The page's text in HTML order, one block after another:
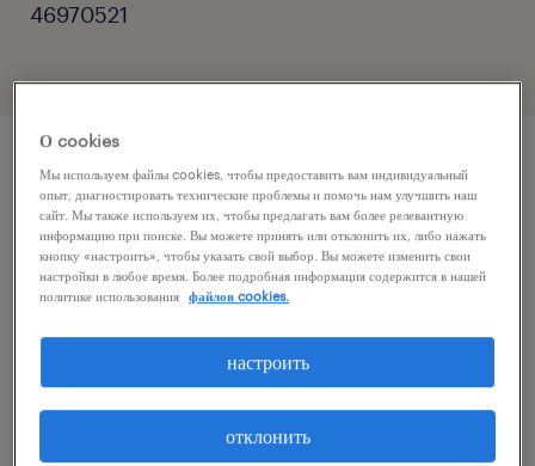
46970521
описание должности
Are you looking for a role where you can
combine your passion for developing people
with a real business impact?
Are you someone who can bring structure to
growth—someone who thrives in fast-paced
О cookies
Мы используем файлы cookies, чтобы предоставить вам индивидуальный
опыт, диагностировать технические проблемы и помочь нам улучшить наш
сайт. Мы также используем их, чтобы предлагать вам более релевантную
информацию при поиске. Вы можете принять или отклонить их, либо нажать
кнопку «настроить», чтобы указать свой выбор. Вы можете изменить свои
настройки в любое время. Более подробная информация содержится в нашей
политике использования
файлов cookies.
отклонить
настроить